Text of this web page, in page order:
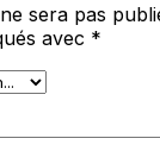
sera pas
avec *